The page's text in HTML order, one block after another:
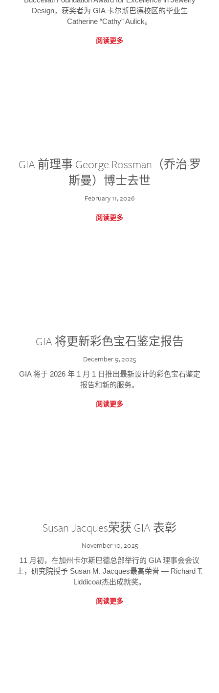
Design，获奖者为 GIA 卡尔斯巴德校区的毕业生
Catherine “Cathy” Aulick。
阅读更多
GIA 前理事 George Rossman（乔治·罗
斯曼）博士去世
February 11, 2026
阅读更多
GIA 将更新彩色宝石鉴定报告
December 9, 2025
GIA 将于 2026 年 1 月 1 日推出最新设计的彩色宝石鉴定
报告和新的服务。
阅读更多
Susan Jacques荣获 GIA 表彰
November 10, 2025
11 月初，在加州卡尔斯巴德总部举行的 GIA 理事会会议
上，研究院授予 Susan M. Jacques最高荣誉 — Richard T.
Liddicoat杰出成就奖。
阅读更多